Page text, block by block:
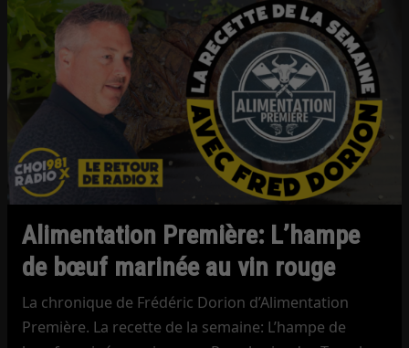
Alimentation Première: L’hampe
de bœuf marinée au vin rouge
La chronique de Frédéric Dorion d’Alimentation
Première. La recette de la semaine: L’hampe de